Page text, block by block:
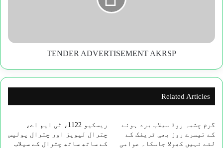
TENDER ADVERTISEMENT AKRSP
Related Articles
گرم چشمہ روڈ سیلاب برد ہونے
کے تیسرے روز بھی ٹریفک کے
لئے نہیں کھولا جاسکا۔ عوامی
ریسکیو 1122، ٹی ایم اے،
چترال لیویز اور چترال پولیس
کے ساتھ ساتھ چترال کے سیلاب